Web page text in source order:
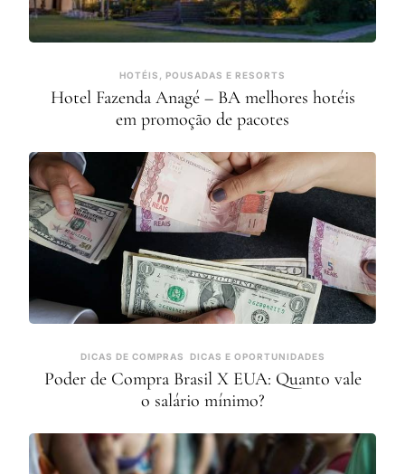
HOTÉIS, POUSADAS E RESORTS
Hotel Fazenda Anagé – BA melhores hotéis
em promoção de pacotes
DICAS DE COMPRAS DICAS E OPORTUNIDADES
Poder de Compra Brasil X EUA: Quanto vale
o salário mínimo?